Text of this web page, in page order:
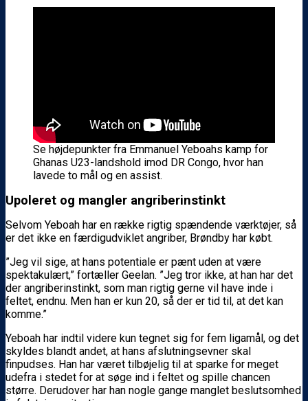
Se højdepunkter fra Emmanuel Yeboahs kamp for
Ghanas U23-landshold imod DR Congo, hvor han
lavede to mål og en assist.
Upoleret og mangler angriberinstinkt
Selvom Yeboah har en række rigtig spændende værktøjer, så
er det ikke en færdigudviklet angriber, Brøndby har købt.
”Jeg vil sige, at hans potentiale er pænt uden at være
spektakulært,” fortæller Geelan. ”Jeg tror ikke, at han har det
der angriberinstinkt, som man rigtig gerne vil have inde i
feltet, endnu. Men han er kun 20, så der er tid til, at det kan
komme.”
Yeboah har indtil videre kun tegnet sig for fem ligamål, og det
skyldes blandt andet, at hans afslutningsevner skal
finpudses. Han har været tilbøjelig til at sparke for meget
udefra i stedet for at søge ind i feltet og spille chancen
større. Derudover har han nogle gange manglet beslutsomhed